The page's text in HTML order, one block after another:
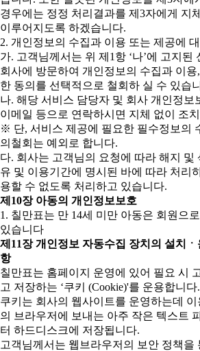
경우에는 정정 처리결과를 제3자에게 지
이루어지도록 하겠습니다.
2. 개인정보의 수집과 이용 또는 제공에
가. 고객님께서는 위 제1항 ‘나’에 고지된
회사에 방문하여 개인정보의 수집과 이용
한 동의를 선택적으로 철회하 실 수 있습
나. 해당 서비스 담당자 및 회사 개인정보
이메일 등으로 연락하시면 지체 없이 조
※ 단, 서비스 제공에 필요한 필수정보의
의철회는 예외로 합니다.
다. 회사는 고객님의 요청에 따라 해지 및
유 및 이용기간에 명시된 바에 따라 처리
용할 수 없도록 처리하고 있습니다.
제10장 아동의 개인정보보호
1. 칠만표는 만 14세 미만 아동은 회원으
있습니다
제11장 개인정보 자동수집 장치의 설치
항
칠만표는 홈페이지 운영에 있어 필요 시
고 저장하는 ‘쿠키 (Cookie)'를 운용합니다.
쿠키는 회사의 웹사이트를 운영하는데
의 브라우저에 보내는 아주 작은 텍스트
터 하드디스크에 저장됩니다.
고객님께서는 웹브라우저의 보안 정책을